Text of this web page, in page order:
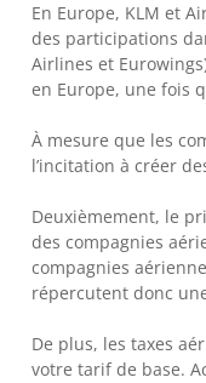
En Europe, KLM et
des participations
Airlines et
en Europe, une fois
À mesure que les
l’incitation à créer
Deuxièmement, le
des compagnies
compagnies
répercutent donc
De plus, les taxes
votre tarif de base.